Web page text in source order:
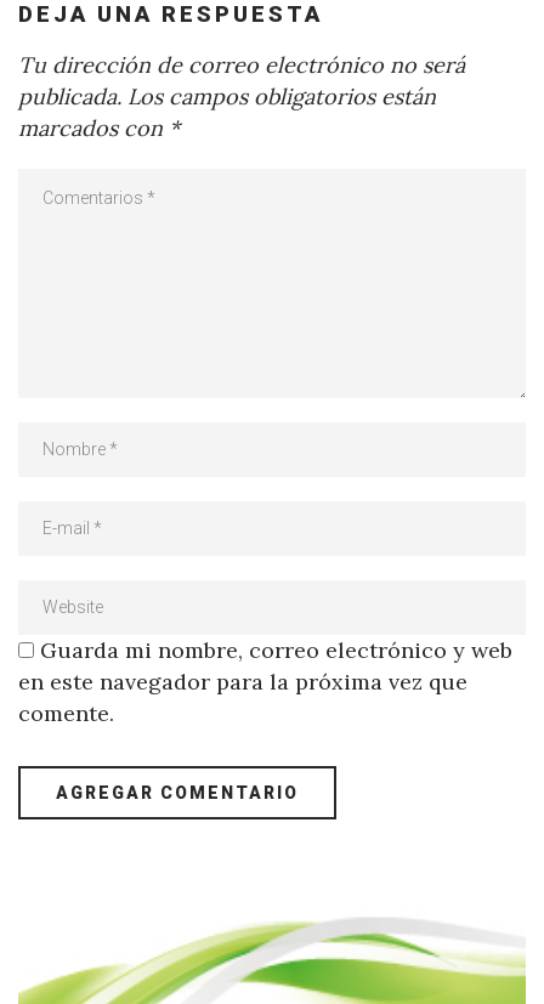
DEJA UNA RESPUESTA
Tu dirección de correo electrónico no será
publicada. Los campos obligatorios están
marcados con *
Guarda mi nombre, correo electrónico y web
en este navegador para la próxima vez que
comente.